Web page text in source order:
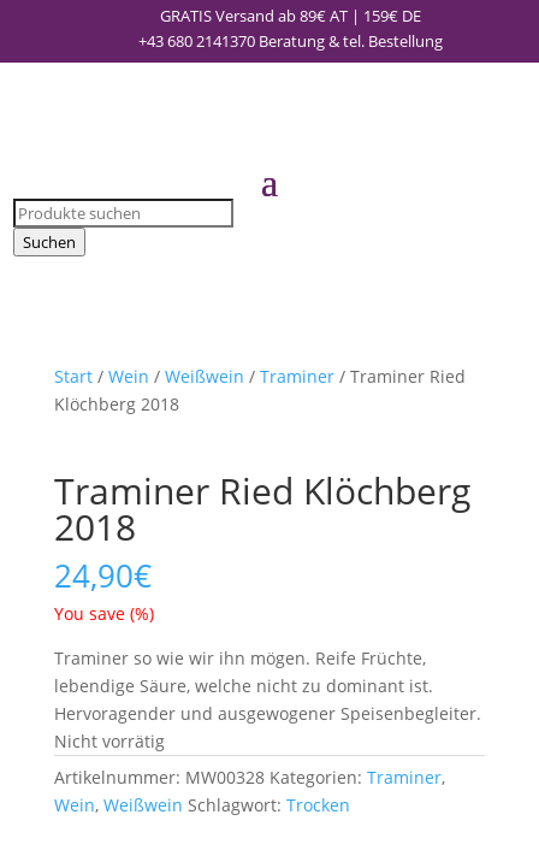
GRATIS Versand ab 89€ AT | 159€ DE
+43 680 2141370 Beratung & tel. Bestellung
Products
search
Suchen
Start/ Wein / Weißwein / Traminer/ Traminer Ried
Klöchberg 2018
Traminer Ried Klöchberg
2018
24,90€
You save (%)
Traminer so wie wir ihn mögen. Reife Früchte,
lebendige Säure, welche nicht zu dominant ist.
Hervoragender und ausgewogener Speisenbegleiter.
Nicht vorrätig
Artikelnummer: MW00328 Kategorien: Traminer,
Wein, Weißwein Schlagwort: Trocken